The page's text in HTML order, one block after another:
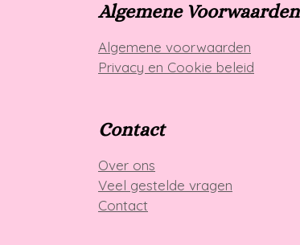
Algemene Voorwaarden
Algemene voorwaarden
Privacy en Cookie beleid
Contact
Over ons
Veel gestelde vragen
Contact